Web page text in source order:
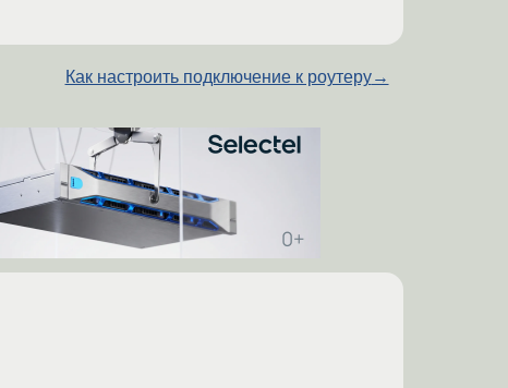
Как настроить подключение к роутеру→